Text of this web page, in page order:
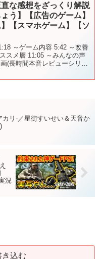
な感想をざっくり解説
ょう】【広告のゲーム】
】【スマホゲーム】【ソ
～ゲーム内容 5:42 ～改善
スメ層 11:05 ～みんなの声
(長時間本音レビューシリー
カリ-／星街すいせい＆天音か
況
き込む